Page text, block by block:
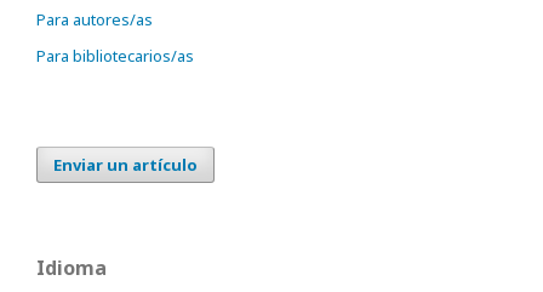
Para autores/as
Para bibliotecarios/as
Enviar un artículo
Idioma